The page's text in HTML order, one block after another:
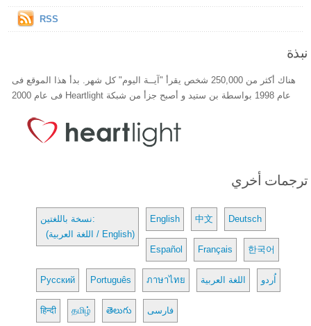
RSS
نبذة
هناك أكثر من 250,000 شخص يقرأ "آيــة اليوم" كل شهر. بدأ هذا الموقع فى
عام 1998 بواسطة بن ستيد و أصبح جزأ من شبكة Heartlight فى عام 2000
ترجمات أخري
نسخة باللغتين:
(اللغة العربية / English)
English 中文 Deutsch
Español Français 한국어
Русский Português ภาษาไทย اللغة العربية اُردو
हिन्दी தமிழ் తెలుగు فارسی